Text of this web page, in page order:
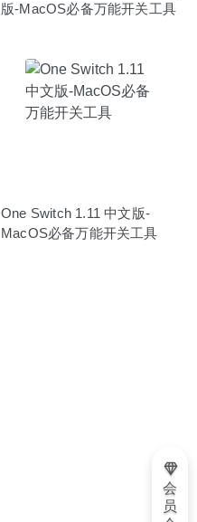
版-MacOS必备万能开关工具
One Switch 1.11 中文版-
MacOS必备万能开关工具
会
员